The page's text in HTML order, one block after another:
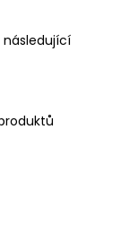
následující